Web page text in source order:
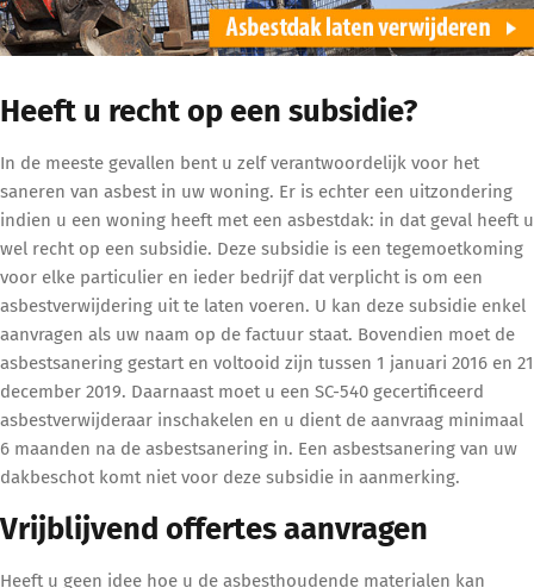
Heeft u recht op een subsidie?
In de meeste gevallen bent u zelf verantwoordelijk voor het
saneren van asbest in uw woning. Er is echter een uitzondering
indien u een woning heeft met een asbestdak: in dat geval heeft u
wel recht op een subsidie. Deze subsidie is een tegemoetkoming
voor elke particulier en ieder bedrijf dat verplicht is om een
asbestverwijdering uit te laten voeren. U kan deze subsidie enkel
aanvragen als uw naam op de factuur staat. Bovendien moet de
asbestsanering gestart en voltooid zijn tussen 1 januari 2016 en 21
december 2019. Daarnaast moet u een SC-540 gecertificeerd
asbestverwijderaar inschakelen en u dient de aanvraag minimaal
6 maanden na de asbestsanering in. Een asbestsanering van uw
dakbeschot komt niet voor deze subsidie in aanmerking.
Vrijblijvend offertes aanvragen
Heeft u geen idee hoe u de asbesthoudende materialen kan